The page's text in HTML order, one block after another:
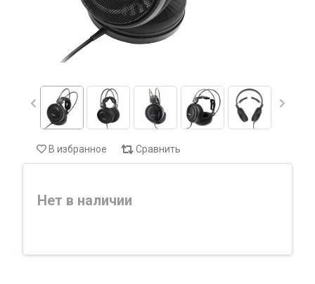
В избранное Сравнить
Нет в наличии